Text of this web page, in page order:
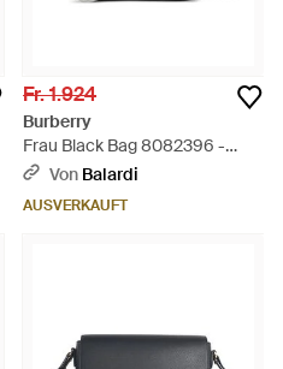
Fr. 1.924
Burberry
Frau Black Bag 8082396 -
Schwarz
Von Balardi
AUSVERKAUFT